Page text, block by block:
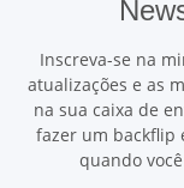
Inscreva-se na
atualizações e as
na sua caixa de
fazer um backflip
quando